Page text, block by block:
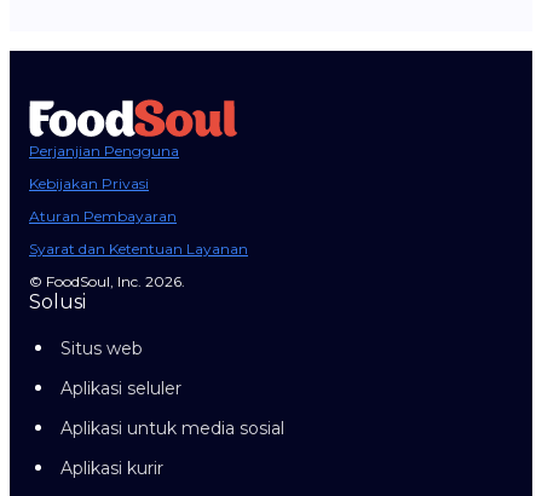
Perjanjian Pengguna
Kebijakan Privasi
Aturan Pembayaran
Syarat dan Ketentuan Layanan
© FoodSoul, Inc. 2026.
Solusi
Situs web
Aplikasi seluler
Aplikasi untuk media sosial
Aplikasi kurir